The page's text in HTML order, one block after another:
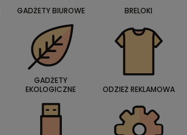
GADŻETY BIUROWE BRELOKI
GADŻETY
EKOLOGICZNE
ODZIEŻ REKLAMOWA